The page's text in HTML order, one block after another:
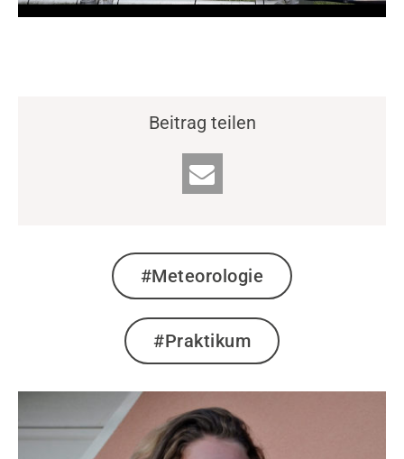
Beitrag teilen
#Meteorologie
#Praktikum